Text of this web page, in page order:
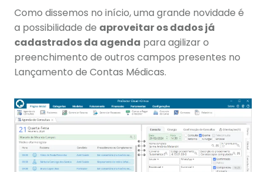
Como dissemos no início, uma grande novidade é
a possibilidade de aproveitar os dados já
cadastrados da agenda para agilizar o
preenchimento de outros campos presentes no
Lançamento de Contas Médicas.